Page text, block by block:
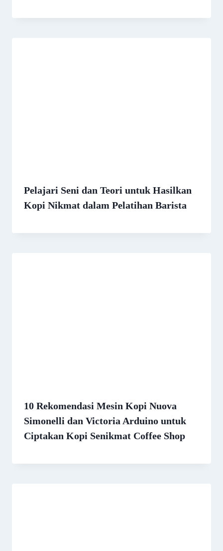
Pelajari Seni dan Teori untuk Hasilkan
Kopi Nikmat dalam Pelatihan Barista
10 Rekomendasi Mesin Kopi Nuova
Simonelli dan Victoria Arduino untuk
Ciptakan Kopi Senikmat Coffee Shop